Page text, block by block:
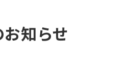
知らせ